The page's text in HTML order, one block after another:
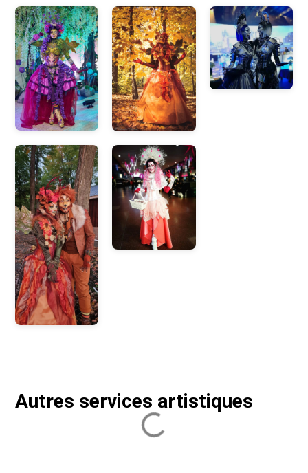
Autres services artistiques